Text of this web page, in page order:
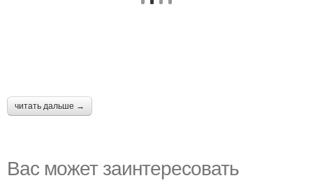
читать дальше →
Вас может заинтересовать